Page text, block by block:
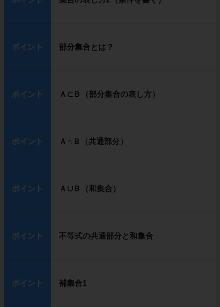
ポイント 部分集合とは？
ポイント Ａ⊂Ｂ（部分集合の表し方）
ポイント Ａ∩Ｂ（共通部分）
ポイント Ａ∪Ｂ（和集合）
ポイント 不等式の共通部分と和集合
ポイント 補集合1